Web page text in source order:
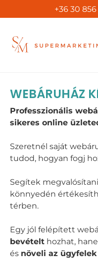
+36 30 856
WEBÁRUHÁZ
Professzionális
sikeres online
Szeretnél saját
tudod, hogyan fogj
Segítek megvalósítani
könnyedén
térben.
Egy jól felépített
bevételt hozhat,
és növeli az